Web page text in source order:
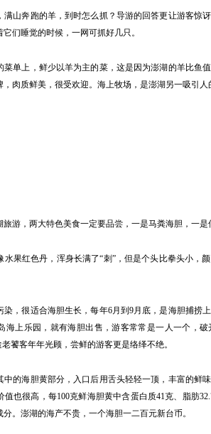
奔跑的羊，到时怎么抓？导游的回答更让游客惊
们睡觉的时候，一网可抓好几只。
上，鲜少以羊为主的菜，这是因为澎湖的羊比鱼
，肉质鲜美，很受欢迎。海上牧场，是澎湖另一吸引人
，两大特色美食一定要品尝，一是马粪海胆，一是
红色丹，浑身长满了“刺”，但是个头比拳头小，
很适合海胆生长，每年6月到9月底，是海胆捕捞
海上乐园，就有海胆出售，游客常常是一人一个，
饕客年年光顾，尝鲜的游客更是络绎不绝。
海胆黄部分，入口后用舌头轻轻一顶，丰富的鲜
值也很高，每100克鲜海胆黄中含蛋白质41克、脂肪
。澎湖的海产不贵，一个海胆一二百元新台币。